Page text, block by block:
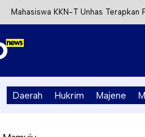
Mahasiswa KKN-T Unhas
Satu DPO Pengeroyokan SPBU
Kecewa Kapolresta Absen, APPK
Daerah Hukrim Majene